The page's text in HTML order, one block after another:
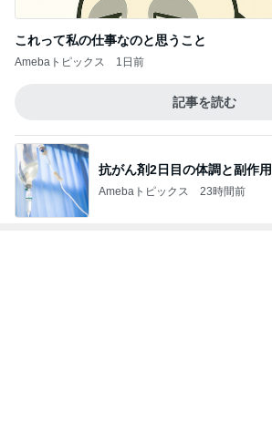
これって私の仕事なのと思うこと
Amebaトピックス 1日前
記事を読む
抗がん剤2日目の体調と副作用
Amebaトピックス 23時間前